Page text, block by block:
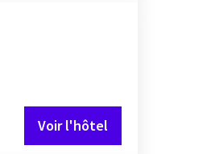
Voir l'hôtel